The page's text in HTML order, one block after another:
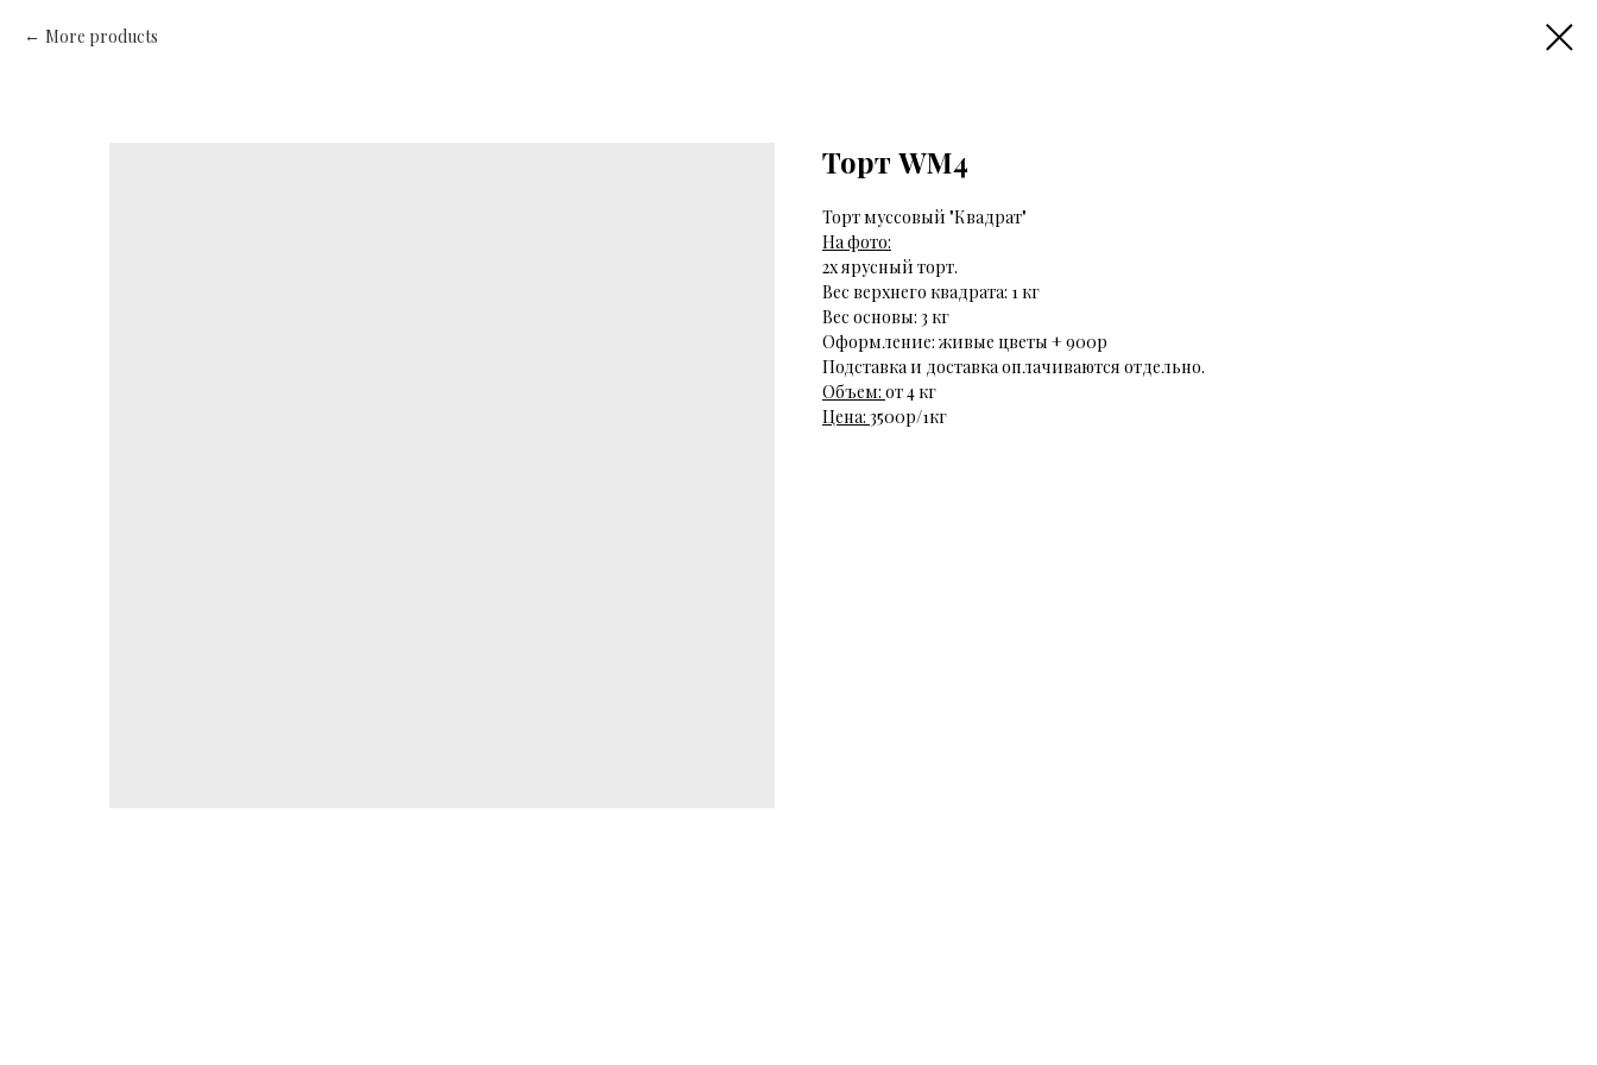
More products
Торт WM4
Торт муссовый "Квадрат"
На фото:
2х ярусный торт.
Вес верхнего квадрата: 1 кг
Вес основы: 3 кг
Оформление: живые цветы + 900р
Подставка и доставка оплачиваются отдельно.
Объем: от 4 кг
Цена: 3500р/1кг